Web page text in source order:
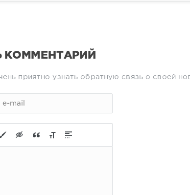
КОММЕНТАРИЙ
приятно узнать обратную связь о своей